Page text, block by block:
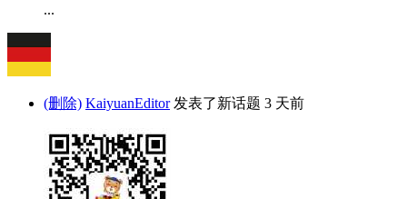
...
(删除) KaiyuanEditor发表了新话题 3 天前